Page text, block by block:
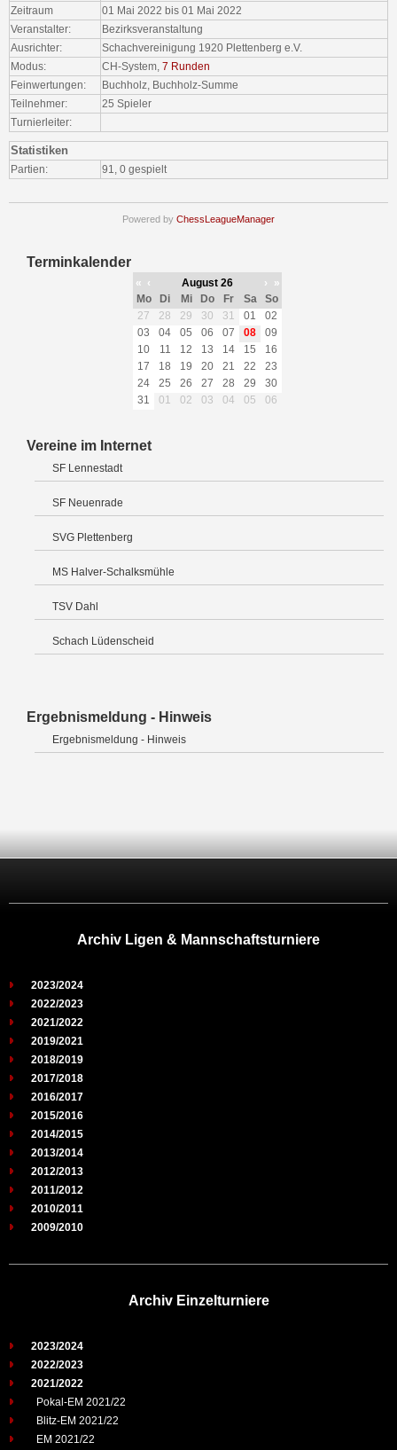
Zeitraum
01 Mai 2022 bis 01 Mai 2022
Veranstalter:
Bezirksveranstaltung
Ausrichter:
Schachvereinigung 1920 Plettenberg e.V.
Modus:
CH-System,7 Runden
Feinwertungen:
Buchholz, Buchholz-Summe
Teilnehmer:
25 Spieler
Turnierleiter:
Statistiken
Partien: 91, 0 gespielt
Powered by ChessLeagueManager
Terminkalender
« ‹ August 26 ›
»
Mo
Di Mi Do Fr Sa
So
27
28 29 30 31 01
02
03
04 05 06 07 08
09
10
11 12 13 14 15
16
17
18 19 20 21 22
23
24
25 26 27 28 29
30
31
01 02 03 04 05 06
Vereine im Internet
SF Lennestadt
SF Neuenrade
SVG Plettenberg
MS Halver-Schalksmühle
TSV Dahl
Schach Lüdenscheid
Ergebnismeldung - Hinweis
Ergebnismeldung - Hinweis
Archiv Ligen & Mannschaftsturniere
2023/2024
2022/2023
2021/2022
2019/2021
2018/2019
2017/2018
2016/2017
2015/2016
2014/2015
2013/2014
2012/2013
2011/2012
2010/2011
2009/2010
Archiv Einzelturniere
2023/2024
2022/2023
2021/2022
Pokal-EM 2021/22
Blitz-EM 2021/22
EM 2021/22